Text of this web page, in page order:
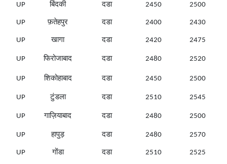
UP बिंदकी दडा 2450 2500
UP फ़तेहपुर दडा 2400 2430
UP खागा दडा 2420 2475
UP फिरोजाबाद दडा 2480 2520
UP शिकोहाबाद दडा 2450 2500
UP टुंडला दडा 2510 2545
UP गाज़ियाबाद दडा 2480 2500
UP हापुड़ दडा 2480 2570
UP गोंडा दडा 2510 2525